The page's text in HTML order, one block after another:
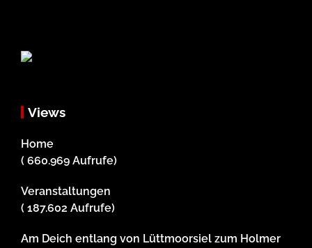
Views
Home
( 660.969 Aufrufe)
Veranstaltungen
( 187.602 Aufrufe)
Am Deich entlang von Lüttmoorsiel zum Holmer